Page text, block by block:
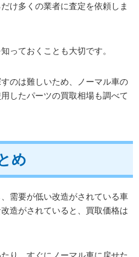
け多くの業者に査定を依頼しま
っておくことも大切です。
のは難しいため、ノーマル車の
したパーツの買取相場も調べて
め
需要が低い改造がされている車
造がされていると、買取価格は
り、すぐにノーマル車に戻せた